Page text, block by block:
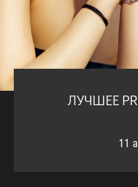
ЛУЧШЕЕ
11